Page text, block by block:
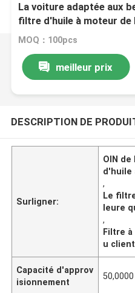
La voiture adaptée aux
filtre d'huile à moteur de
l'OIN de Removation en
MOQ：100pcs
meilleur prix
DESCRIPTION DE
Surligner:
OIN
d'huile
,
Le
leure
,
Filtre à
u
Capacité d'approv
isionnement